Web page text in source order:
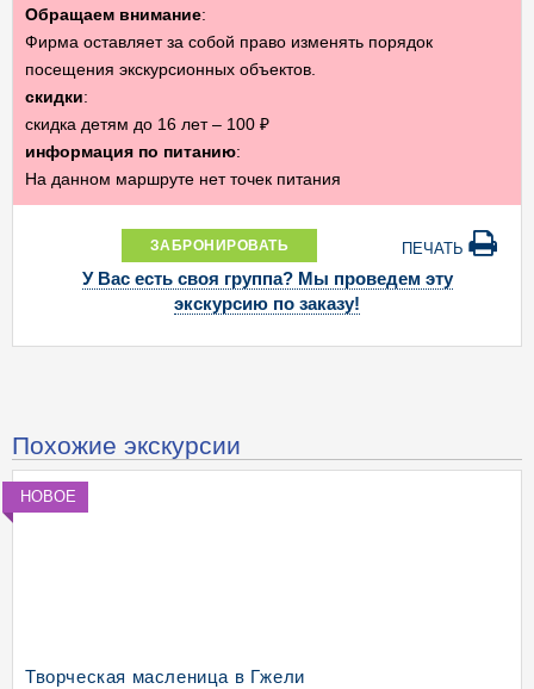
Обращаем внимание:
Фирма оставляет за собой право изменять порядок
посещения экскурсионных объектов.
скидки:
скидка детям до 16 лет – 100 ₽
информация по питанию:
На данном маршруте нет точек питания
ЗАБРОНИРОВАТЬ ПЕЧАТЬ
У Вас есть своя группа? Мы проведем эту
экскурсию по заказу!
Похожие экскурсии
НОВОЕ
Творческая масленица в Гжели